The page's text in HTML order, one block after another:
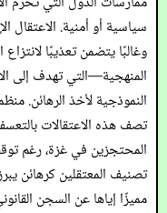
سياسية أو أمنية. الاعتقال
وغالبًا يتضمن تعذيبًا
المنهجية—التي تهدف إلى
النموذجية لأخذ الرهائن.
تصف هذه الاعتقالات
المحتجزين في غزة، رغم
تصنيف المعتقلين كرهائن
مميزًا إياها عن السجن